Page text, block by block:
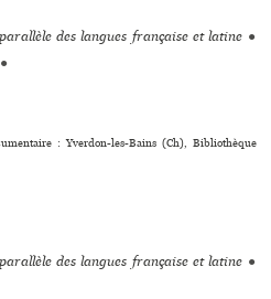
des langues française et latine ●
●
: Yverdon-les-Bains (Ch), Bibliothèque
des langues française et latine ●